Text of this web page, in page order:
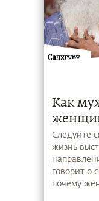
Как
Следуйте
жизнь
говорит о
почему